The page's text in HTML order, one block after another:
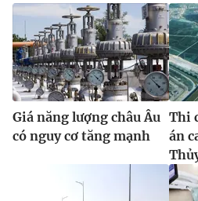
Liên hệ quảng cáo:024-7300.7108
Giá năng lượng châu Âu
có nguy cơ tăng mạnh
Thi
án